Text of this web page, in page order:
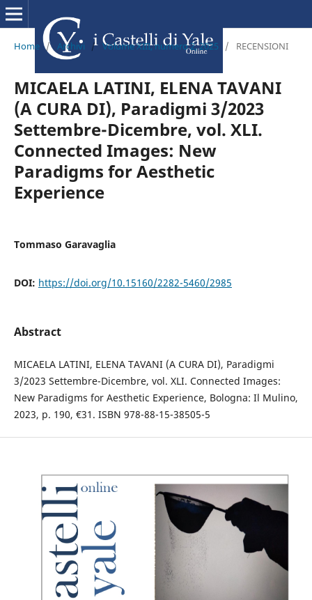
Home / Archivi / Volume XIII, numero 2, 2025 / RECENSIONI
MICAELA LATINI, ELENA TAVANI
(A CURA DI), Paradigmi 3/2023
Settembre-Dicembre, vol. XLI.
Connected Images: New
Paradigms for Aesthetic
Experience
Tommaso Garavaglia
DOI: https://doi.org/10.15160/2282-5460/2985
Abstract
MICAELA LATINI, ELENA TAVANI (A CURA DI), Paradigmi
3/2023 Settembre-Dicembre, vol. XLI. Connected Images:
New Paradigms for Aesthetic Experience, Bologna: Il Mulino,
2023, p. 190, €31. ISBN 978-88-15-38505-5